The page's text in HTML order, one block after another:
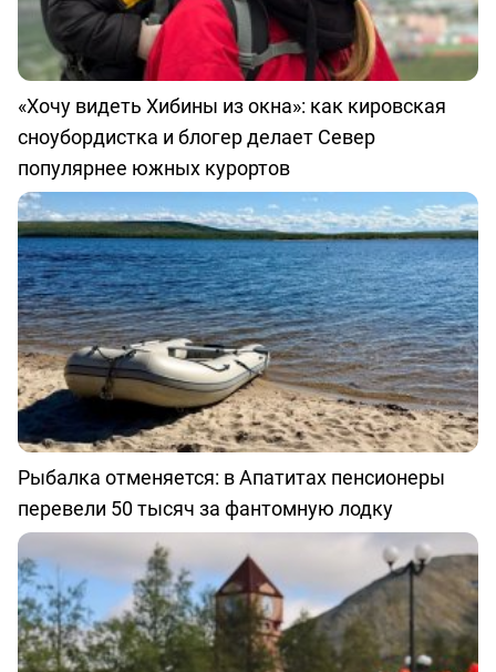
«Хочу видеть Хибины из окна»: как кировская
сноубордистка и блогер делает Север
популярнее южных курортов
Рыбалка отменяется: в Апатитах пенсионеры
перевели 50 тысяч за фантомную лодку